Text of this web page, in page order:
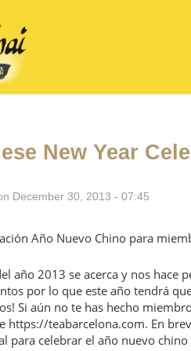
New Year
December 30, 2013 - 07:45
Año Nuevo Chino para
año 2013 se acerca y nos hace
por lo que este año tendrá
Si aún no te has hecho
https://teabarcelona.com. En
para celebrar el año nuevo